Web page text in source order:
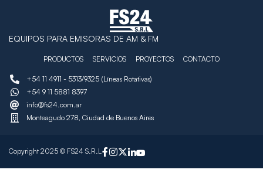
EQUIPOS PARA EMISORAS DE AM & FM
PRODUCTOS SERVICIOS PROYECTOS CONTACTO
+54 11 4911 - 5313/9325 (Líneas Rotativas)
+54 9 11 5881 8397
info@fs24.com.ar
Monteagudo 278, Ciudad de Buenos Aires
Copyright 2025 © FS24 S.R.L